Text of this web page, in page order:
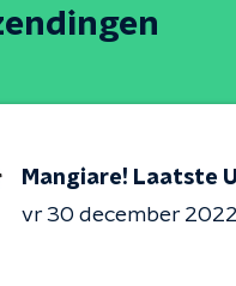
Mangiare! Laatste
vr 30 december 2022